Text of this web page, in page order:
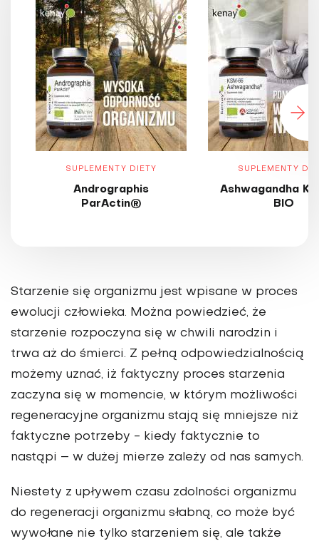
SUPLEMENTY DIETY
Andrographis
ParActin®
SUPLEMENTY
Ashwagandha
BIO
Starzenie się organizmu jest wpisane w proces
ewolucji człowieka. Można powiedzieć, że
starzenie rozpoczyna się w chwili narodzin i
trwa aż do śmierci. Z pełną odpowiedzialnością
możemy uznać, iż faktyczny proces starzenia
zaczyna się w momencie, w którym możliwości
regeneracyjne organizmu stają się mniejsze niż
faktyczne potrzeby - kiedy faktycznie to
nastąpi – w dużej mierze zależy od nas samych.
Niestety z upływem czasu zdolności organizmu
do regeneracji organizmu słabną, co może być
wywołane nie tylko starzeniem się, ale także